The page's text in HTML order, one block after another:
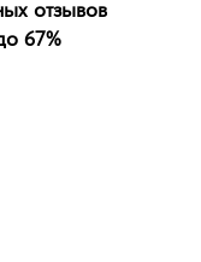
отзывов
67%